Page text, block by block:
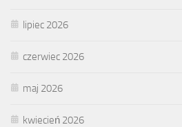
lipiec 2026
czerwiec 2026
maj 2026
kwiecień 2026